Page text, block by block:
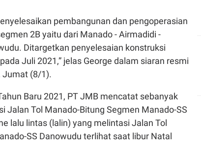
pembangunan dan pengoperasian
2B yaitu dari Manado - Airmadidi -
Ditargetkan penyelesaian konstruksi
Juli 2021,” jelas George dalam siaran resmi
Jumat (8/1).
Baru 2021, PT JMB mencatat sebanyak
Jalan Tol Manado-Bitung Segmen Manado-SS
lalu lintas (lalin) yang melintasi Jalan Tol
SS Danowudu terlihat saat libur Natal